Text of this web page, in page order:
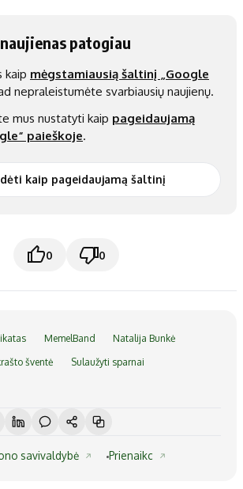
patogiau
kaip mėgstamiausią šaltinį „Google
nepraleistumėte svarbiausių naujienų.
mus nustatyti kaip pageidaujamą
paieškoje.
kaip pageidaujamą šaltinį
0 0
MemelBand Natalija Bunkė
šventė Sulaužyti sparnai
savivaldybė Prienaikc